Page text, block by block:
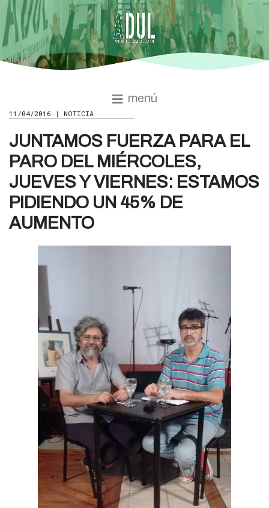
menú
11/04/2016 | NOTICIA
JUNTAMOS FUERZA PARA EL
PARO DEL MIÉRCOLES,
JUEVES Y VIERNES: ESTAMOS
PIDIENDO UN 45% DE
AUMENTO